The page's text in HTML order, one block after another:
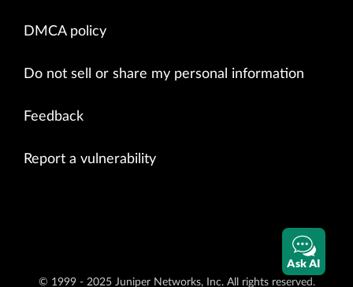
DMCA policy
Do not sell or share my personal information
Feedback
Report a vulnerability
© 1999 - 2025 Juniper Networks, Inc. All rights reserved.
Ask AI